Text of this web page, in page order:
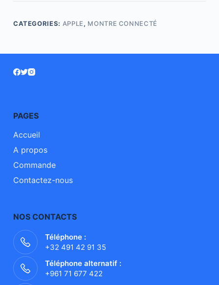
CATEGORIES: APPLE, MONTRE CONNECTÉ
PAGES
Accueil
A propos
Commande
Contactez-nous
NOS CONTACTS
Téléphone :
+32 491 42 91 35
Téléphone alternatif :
+961 71 677 422